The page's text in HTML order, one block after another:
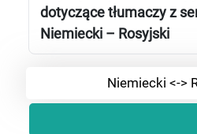
dotyczące tłumaczy z
Niemiecki – Rosyjski
Niemiecki <->